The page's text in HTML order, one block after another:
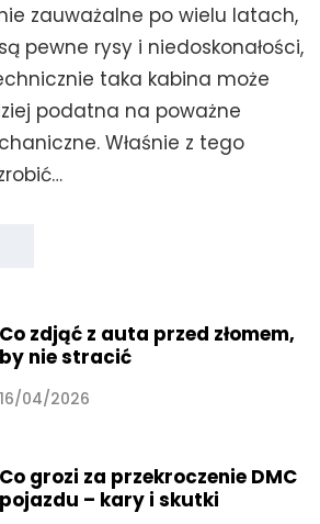
zauważalne po wielu latach,
pewne rysy i niedoskonałości,
taka kabina może
podatna na poważne
Właśnie z tego
Co zdjąć z auta przed złomem,
by nie stracić
16/04/2026
Co grozi za przekroczenie DMC
pojazdu – kary i skutki